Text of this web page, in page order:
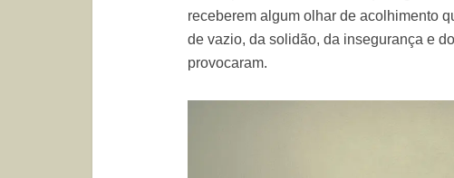
receberem algum olhar de acolhimento
de vazio, da solidão, da insegurança e
provocaram.